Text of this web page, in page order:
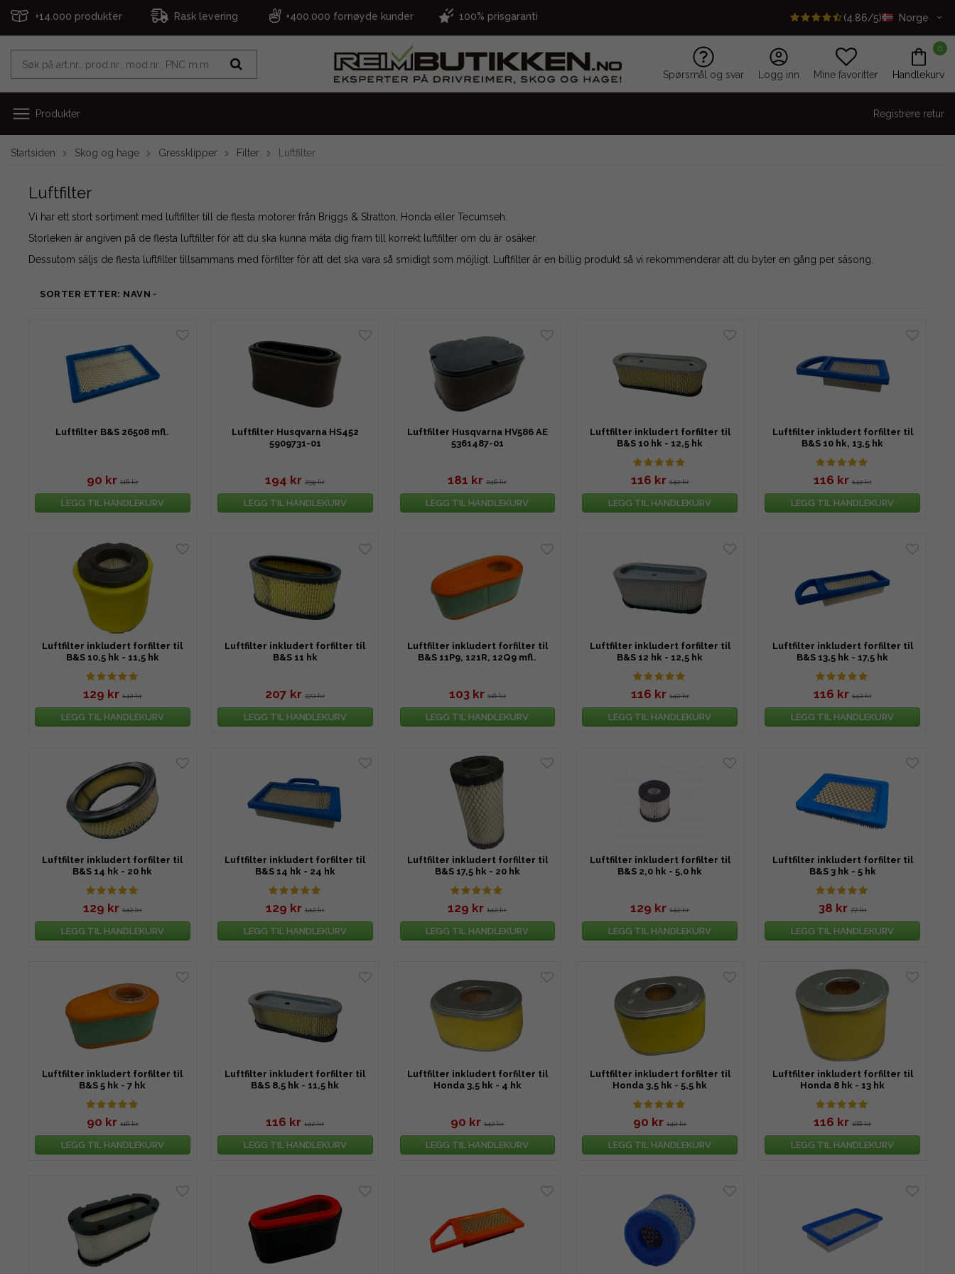
+14.000 produkter Rask levering +400.000 fornøyde kunder 100% prisgaranti (4.86/5) Norge
Spørsmål og svar Logg inn Mine favoritter
0
Handlekurv
Produkter Registrere retur
Startsiden Skog og hage Gressklipper Filter Luftfilter
Luftfilter
Vi har ett stort sortiment med luftfilter till de flesta motorer från Briggs & Stratton, Honda eller Tecumseh.
Storleken är angiven på de flesta luftfilter för att du ska kunna mäta dig fram till korrekt luftfilter om du är osäker.
Dessutom säljs de flesta luftfilter tillsammans med förfilter för att det ska vara så smidigt som möjligt. Luftfilter är en billig produkt så vi rekommenderar att du byter en gång per säsong.
SORTER ETTER: NAVN
Luftfilter B&S 26508 mfl.
90 kr 116 kr
LEGG TIL HANDLEKURV
Luftfilter Husqvarna HS452
5909731-01
194 kr 259 kr
LEGG TIL HANDLEKURV
Luftfilter Husqvarna HV586 AE
5361487-01
181 kr 246 kr
LEGG TIL HANDLEKURV
Luftfilter inkludert forfilter til
B&S 10 hk - 12,5 hk
116 kr 142 kr
LEGG TIL HANDLEKURV
Luftfilter inkludert forfilter til
B&S 10 hk, 13,5 hk
116 kr 142 kr
LEGG TIL HANDLEKURV
Luftfilter inkludert forfilter til
B&S 10,5 hk - 11,5 hk
129 kr 142 kr
LEGG TIL HANDLEKURV
Luftfilter inkludert forfilter til
B&S 11 hk
207 kr 272 kr
LEGG TIL HANDLEKURV
Luftfilter inkludert forfilter til
B&S 11P9, 121R, 12Q9 mfl.
103 kr 116 kr
LEGG TIL HANDLEKURV
Luftfilter inkludert forfilter til
B&S 12 hk - 12,5 hk
116 kr 142 kr
LEGG TIL HANDLEKURV
Luftfilter inkludert forfilter til
B&S 13,5 hk - 17,5 hk
116 kr 142 kr
LEGG TIL HANDLEKURV
Luftfilter inkludert forfilter til
B&S 14 hk - 20 hk
129 kr 142 kr
LEGG TIL HANDLEKURV
Luftfilter inkludert forfilter til
B&S 14 hk - 24 hk
129 kr 142 kr
LEGG TIL HANDLEKURV
Luftfilter inkludert forfilter til
B&S 17,5 hk - 20 hk
129 kr 142 kr
LEGG TIL HANDLEKURV
Luftfilter inkludert forfilter til
B&S 2,0 hk - 5,0 hk
129 kr 142 kr
LEGG TIL HANDLEKURV
Luftfilter inkludert forfilter til
B&S 3 hk - 5 hk
38 kr 77 kr
LEGG TIL HANDLEKURV
Luftfilter inkludert forfilter til
B&S 5 hk - 7 hk
90 kr 116 kr
LEGG TIL HANDLEKURV
Luftfilter inkludert forfilter til
B&S 8,5 hk - 11,5 hk
116 kr 142 kr
LEGG TIL HANDLEKURV
Luftfilter inkludert forfilter til
Honda 3,5 hk - 4 hk
90 kr 142 kr
LEGG TIL HANDLEKURV
Luftfilter inkludert forfilter til
Honda 3,5 hk - 5,5 hk
90 kr 142 kr
LEGG TIL HANDLEKURV
Luftfilter inkludert forfilter til
Honda 8 hk - 13 hk
116 kr 168 kr
LEGG TIL HANDLEKURV